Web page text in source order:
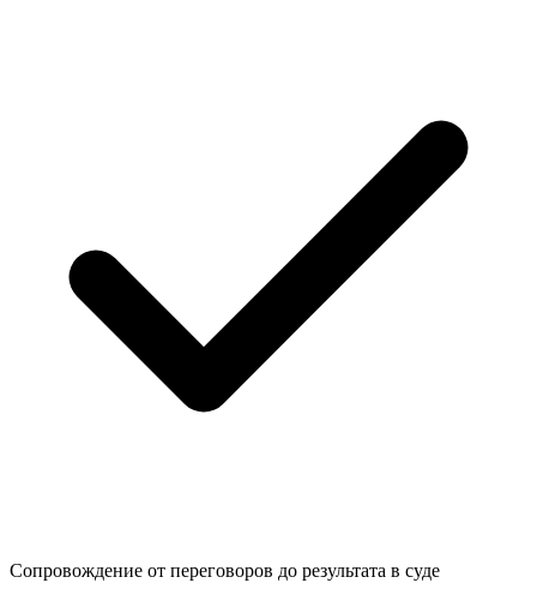
Сопровождение от переговоров до результата в суде